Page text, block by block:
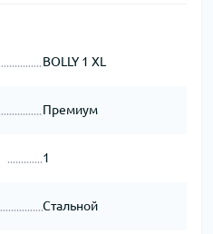
BOLLY 1 XL
Премиум
1
Стальной